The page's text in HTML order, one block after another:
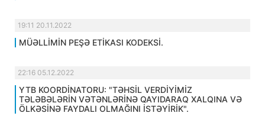
19:11 20.11.2022
MÜƏLLİMİN PEŞƏ ETİKASI KODEKSİ.
22:16 05.12.2022
YTB KOORDİNATORU: "TƏHSİL VERDİYİMİZ
TƏLƏBƏLƏRİN VƏTƏNLƏRİNƏ QAYIDARAQ XALQINA VƏ
ÖLKƏSİNƏ FAYDALI OLMAĞINI İSTƏYİRİK".